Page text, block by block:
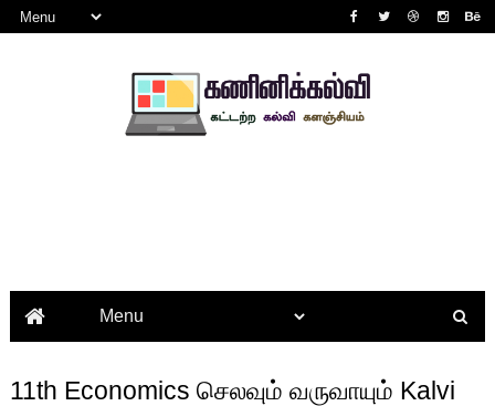
11th Economics செலவும் வருவாயும் Kalvi